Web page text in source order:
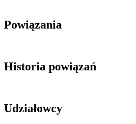
Powiązania
Historia powiązań
Udziałowcy